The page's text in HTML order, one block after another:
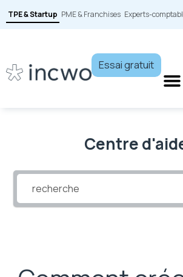
TPE & Startup PME & Franchises Experts-
Essai gratuit
Centre